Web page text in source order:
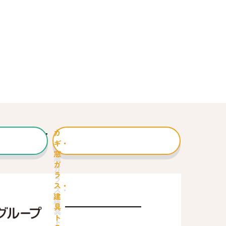
カ
ギ・
窓
ガ
ラ
ス・
建
具
ト